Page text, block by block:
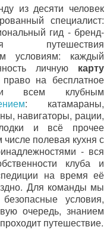
из десяти человек
специалист:
гид - бренд-
путешествия
условиям: каждый
личную карту
на бесплатное
всем клубным
: катамараны,
навигаторы, рации,
и всё прочее
полевая кухня с
- вся
клуба и
на время её
Для команды мы
условия,
очередь, знанием
путешествие.